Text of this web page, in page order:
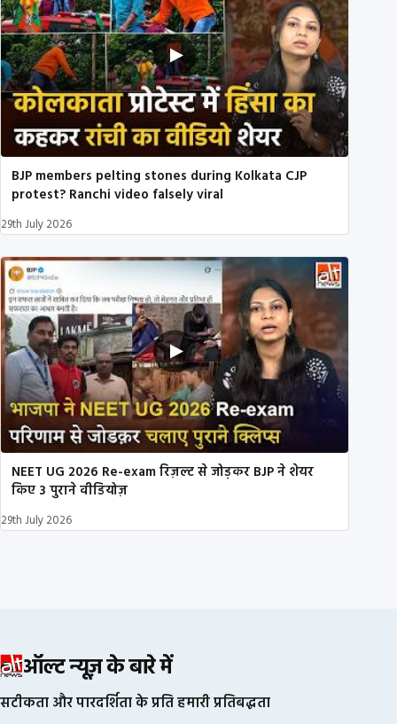
BJP members pelting stones during Kolkata CJP
protest? Ranchi video falsely viral
29th July 2026
NEET UG 2026 Re-exam रिज़ल्ट से जोड़कर BJP ने शेयर
किए 3 पुराने वीडियोज़
29th July 2026
ऑल्ट न्यूज़ के बारे में
सटीकता और पारदर्शिता के प्रति हमारी प्रतिबद्धता